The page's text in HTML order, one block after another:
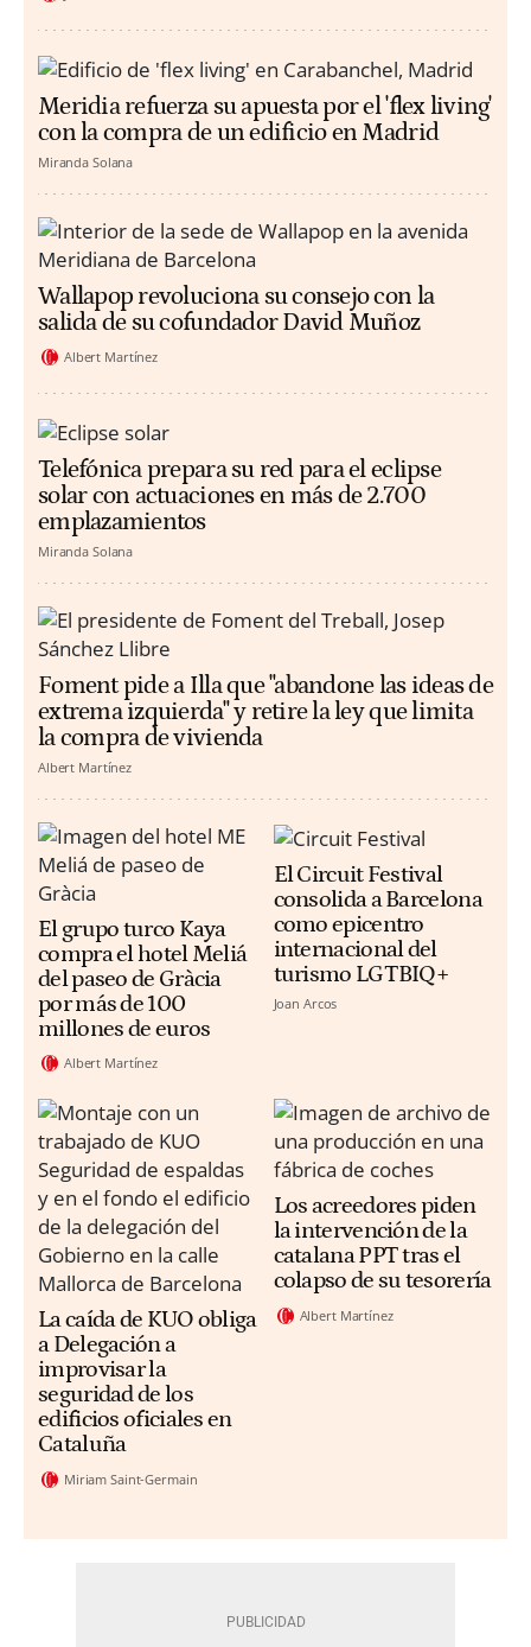
Meridia refuerza su apuesta por el 'flex living'
con la compra de un edificio en Madrid
Miranda Solana
Wallapop revoluciona su consejo con la
salida de su cofundador David Muñoz
Albert Martínez
Telefónica prepara su red para el eclipse
solar con actuaciones en más de 2.700
emplazamientos
Miranda Solana
Foment pide a Illa que "abandone las ideas de
extrema izquierda" y retire la ley que limita
la compra de vivienda
Albert Martínez
El grupo turco Kaya
compra el hotel Meliá
del paseo de Gràcia
por más de 100
millones de euros
Albert Martínez
El Circuit Festival
consolida a Barcelona
como epicentro
internacional del
turismo LGTBIQ+
Joan Arcos
La caída de KUO obliga
a Delegación a
improvisar la
seguridad de los
edificios oficiales en
Cataluña
Miriam Saint-Germain
Los acreedores piden
la intervención de la
catalana PPT tras el
colapso de su tesorería
Albert Martínez